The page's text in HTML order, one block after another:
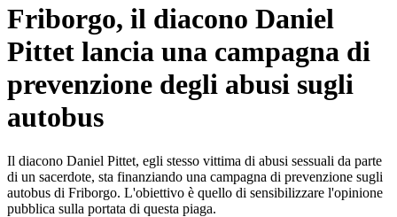
Friborgo, il diacono Daniel
Pittet lancia una campagna di
prevenzione degli abusi sugli
autobus
Il diacono Daniel Pittet, egli stesso vittima di abusi sessuali da parte
di un sacerdote, sta finanziando una campagna di prevenzione sugli
autobus di Friborgo. L'obiettivo è quello di sensibilizzare l'opinione
pubblica sulla portata di questa piaga.